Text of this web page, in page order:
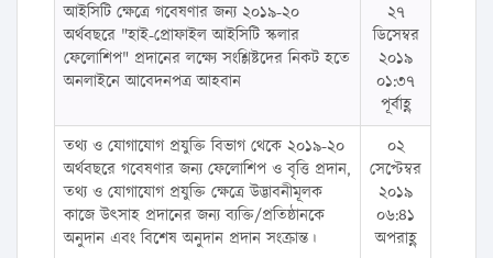
আইসিটি ক্ষেত্রে গবেষণার জন্য ২০১৯-২০
অর্থবছরে "হাই-প্রোফাইল আইসিটি স্কলার
ফেলোশিপ" প্রদানের লক্ষ্যে সংশ্লিষ্টদের নিকট হতে
অনলাইনে আবেদনপত্র আহবান
২৭
ডিসেম্বর
২০১৯
০১:৩৭
পূর্বাহ্ণ
তথ্য ও যোগাযোগ প্রযুক্তি বিভাগ থেকে ২০১৯-২০
অর্থবছরে গবেষণার জন্য ফেলোশিপ ও বৃত্তি প্রদান,
তথ্য ও যোগাযোগ প্রযুক্তি ক্ষেত্রে উদ্ভাবনীমূলক
কাজে উৎসাহ প্রদানের জন্য ব্যক্তি/প্রতিষ্ঠানকে
অনুদান এবং বিশেষ অনুদান প্রদান সংক্রান্ত।
০২
সেপ্টেম্বর
২০১৯
০৬:৪১
অপরাহ্ণ